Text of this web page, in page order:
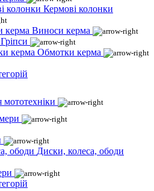
Кермові колонки
Виноси керма
Гріпси
Обмотки керма
Диски, колеса, ободи